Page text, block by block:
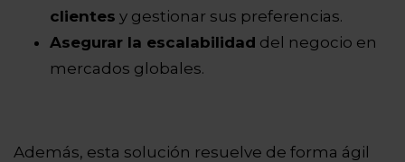
clientes y gestionar sus preferencias.
Asegurar la escalabilidad del negocio en
mercados globales.
Además, esta solución resuelve de forma ágil